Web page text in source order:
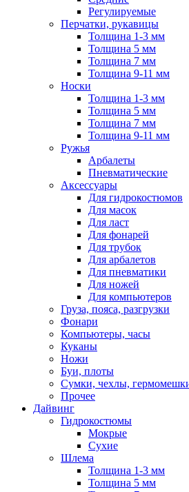
Регулируемые
Перчатки, рукавицы
Толщина 1-3 мм
Толщина 5 мм
Толщина 7 мм
Толщина 9-11 мм
Носки
Толщина 1-3 мм
Толщина 5 мм
Толщина 7 мм
Толщина 9-11 мм
Ружья
Арбалеты
Пневматические
Аксессуары
Для гидрокостюмов
Для масок
Для ласт
Для фонарей
Для трубок
Для арбалетов
Для пневматики
Для ножей
Для компьютеров
Груза, пояса, разгрузки
Фонари
Компьютеры, часы
Куканы
Ножи
Буи, плоты
Сумки, чехлы,
Прочее
Дайвинг
Гидрокостюмы
Мокрые
Сухие
Шлема
Толщина 1-3 мм
Толщина 5 мм